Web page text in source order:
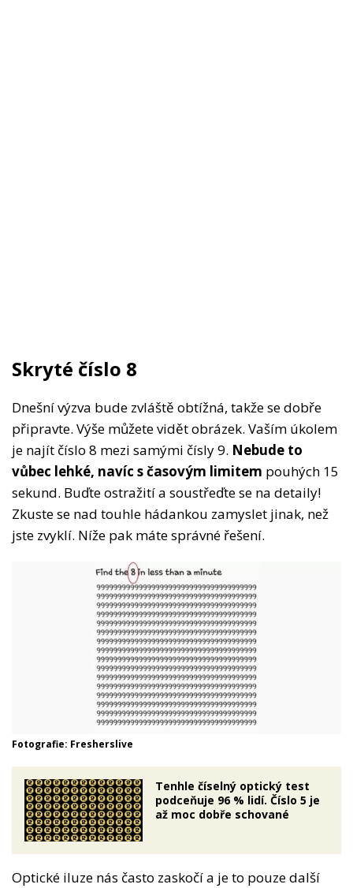
Skryté číslo 8
Dnešní výzva bude zvláště obtížná, takže se dobře
připravte. Výše můžete vidět obrázek. Vaším úkolem
je najít číslo 8 mezi samými čísly 9. Nebude to
vůbec lehké, navíc s časovým limitem pouhých 15
sekund. Buďte ostražití a soustřeďte se na detaily!
Zkuste se nad touhle hádankou zamyslet jinak, než
jste zvyklí. Níže pak máte správné řešení.
Fotografie: Fresherslive
Tenhle číselný optický test
podceňuje 96 % lidí. Číslo 5 je
až moc dobře schované
Optické iluze nás často zaskočí a je to pouze další